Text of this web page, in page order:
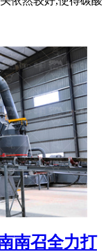
南召全力打